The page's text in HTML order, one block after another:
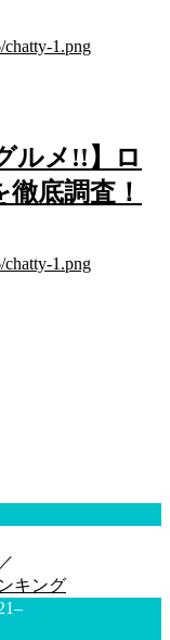
chatty-1.png
ルメ!!】ロ
底調査！
chatty-1.png